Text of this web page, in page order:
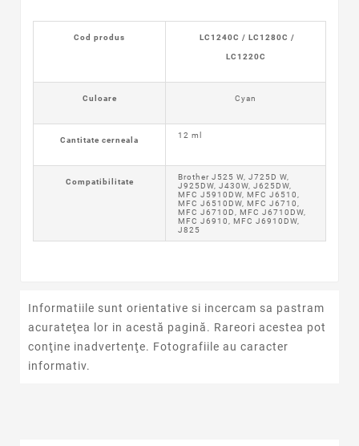
Cod produs LC1240C / LC1280C /
LC1220C
Culoare Cyan
Cantitate cerneala
12 ml
Compatibilitate
Brother J525 W, J725D W,
J925DW, J430W, J625DW,
MFC J5910DW, MFC J6510,
MFC J6510DW, MFC J6710,
MFC J6710D, MFC J6710DW,
MFC J6910, MFC J6910DW,
J825
Informatiile sunt orientative si incercam sa pastram
acurateţea lor in acestă pagină. Rareori acestea pot
conţine inadvertenţe. Fotografiile au caracter
informativ.